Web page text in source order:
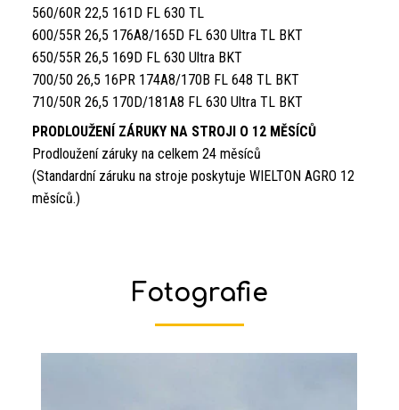
560/60R 22,5 161D FL 630 TL
600/55R 26,5 176A8/165D FL 630 Ultra TL BKT
650/55R 26,5 169D FL 630 Ultra BKT
700/50 26,5 16PR 174A8/170B FL 648 TL BKT
710/50R 26,5 170D/181A8 FL 630 Ultra TL BKT
PRODLOUŽENÍ ZÁRUKY NA STROJI O 12 MĚSÍCŮ
Prodloužení záruky na celkem 24 měsíců
(Standardní záruku na stroje poskytuje WIELTON AGRO 12
měsíců.)
Fotografie